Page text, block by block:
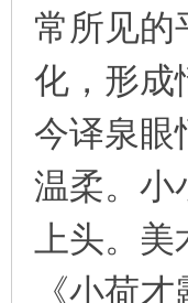
常所见的
化，形成
今译泉眼
温柔。小
上头。
《小荷